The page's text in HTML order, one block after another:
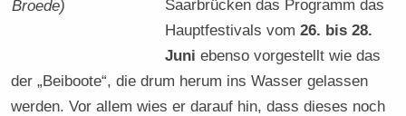
Broede)
Saarbrücken das Programm das
Hauptfestivals vom26. bis 28.
Juni ebenso vorgestellt wie das
der „Beiboote“, die drum herum ins Wasser gelassen
werden. Vor allem wies er darauf hin, dass dieses noch